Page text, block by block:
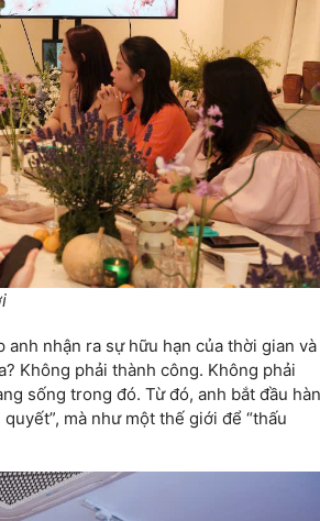
nhận ra sự hữu hạn của thời gian và
Không phải thành công. Không phải
sống trong đó. Từ đó, anh bắt đầu
mà như một thế giới để “thấu